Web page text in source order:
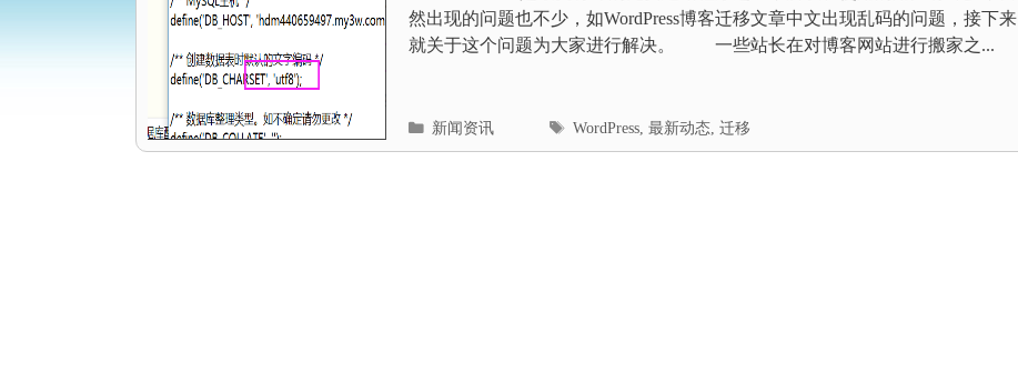
然出现的问题也不少，如WordPress博客迁移文章中文出现乱码的问题，接下来
就关于这个问题为大家进行解决。 一些站长在对博客网站进行搬家之...
分
类
新闻资讯
标
签
WordPress,最新动态,迁移